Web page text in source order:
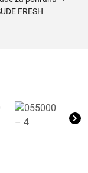
FRESH